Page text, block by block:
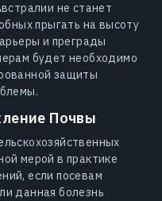
не станет
прыгать на высоту
и преграды
будет необходимо
защиты
Почвы
мерой в практике
если посевам
данная болезнь